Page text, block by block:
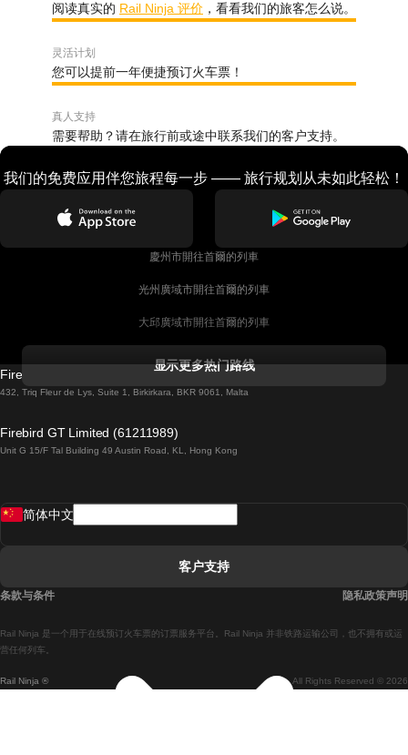
阅读真实的 Rail Ninja 评价 ，看看我们的旅客怎么说。
灵活计划
您可以提前一年便捷预订火车票！
真人支持
需要帮助？请在旅行前或途中联系我们的客户支持。
我们的免费应用伴您旅程每一步 —— 旅行规划从未如此轻松！
慶州市開往首爾的列車
光州廣域市開往首爾的列車
大邱廣域市開往首爾的列車
都柏林開往戈尔韦的列車
羅馬開往拿坡里的列車
馬德里開往巴塞罗那的列車
显示更多热门路线
Firebird GT Limited (OC 1451)
432, Triq Fleur de Lys, Suite 1, Birkirkara, BKR 9061, Malta
Firebird GT Limited (61211989)
Unit G 15/F Tal Building 49 Austin Road, KL, Hong Kong
Rail Ninja ® All Rights Reserved © 2026
Rail Ninja 是一个用于在线预订火车票的订票服务平台。Rail Ninja 并非铁路运输公司，也不拥有或运
营任何列车。
简体中文
客户支持
条款与条件 隐私政策声明